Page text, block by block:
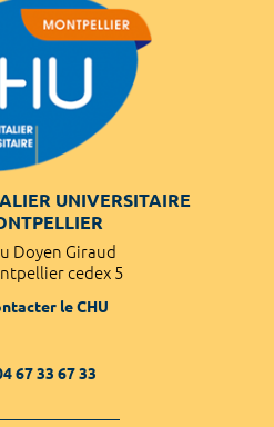
UNIVERSITAIRE
Doyen Giraud
cedex 5
le CHU
67 33 67 33